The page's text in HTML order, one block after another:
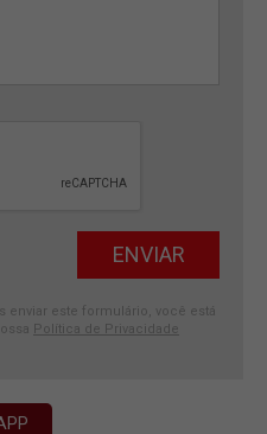
enviar este formulário, você está
Política de Privacidade